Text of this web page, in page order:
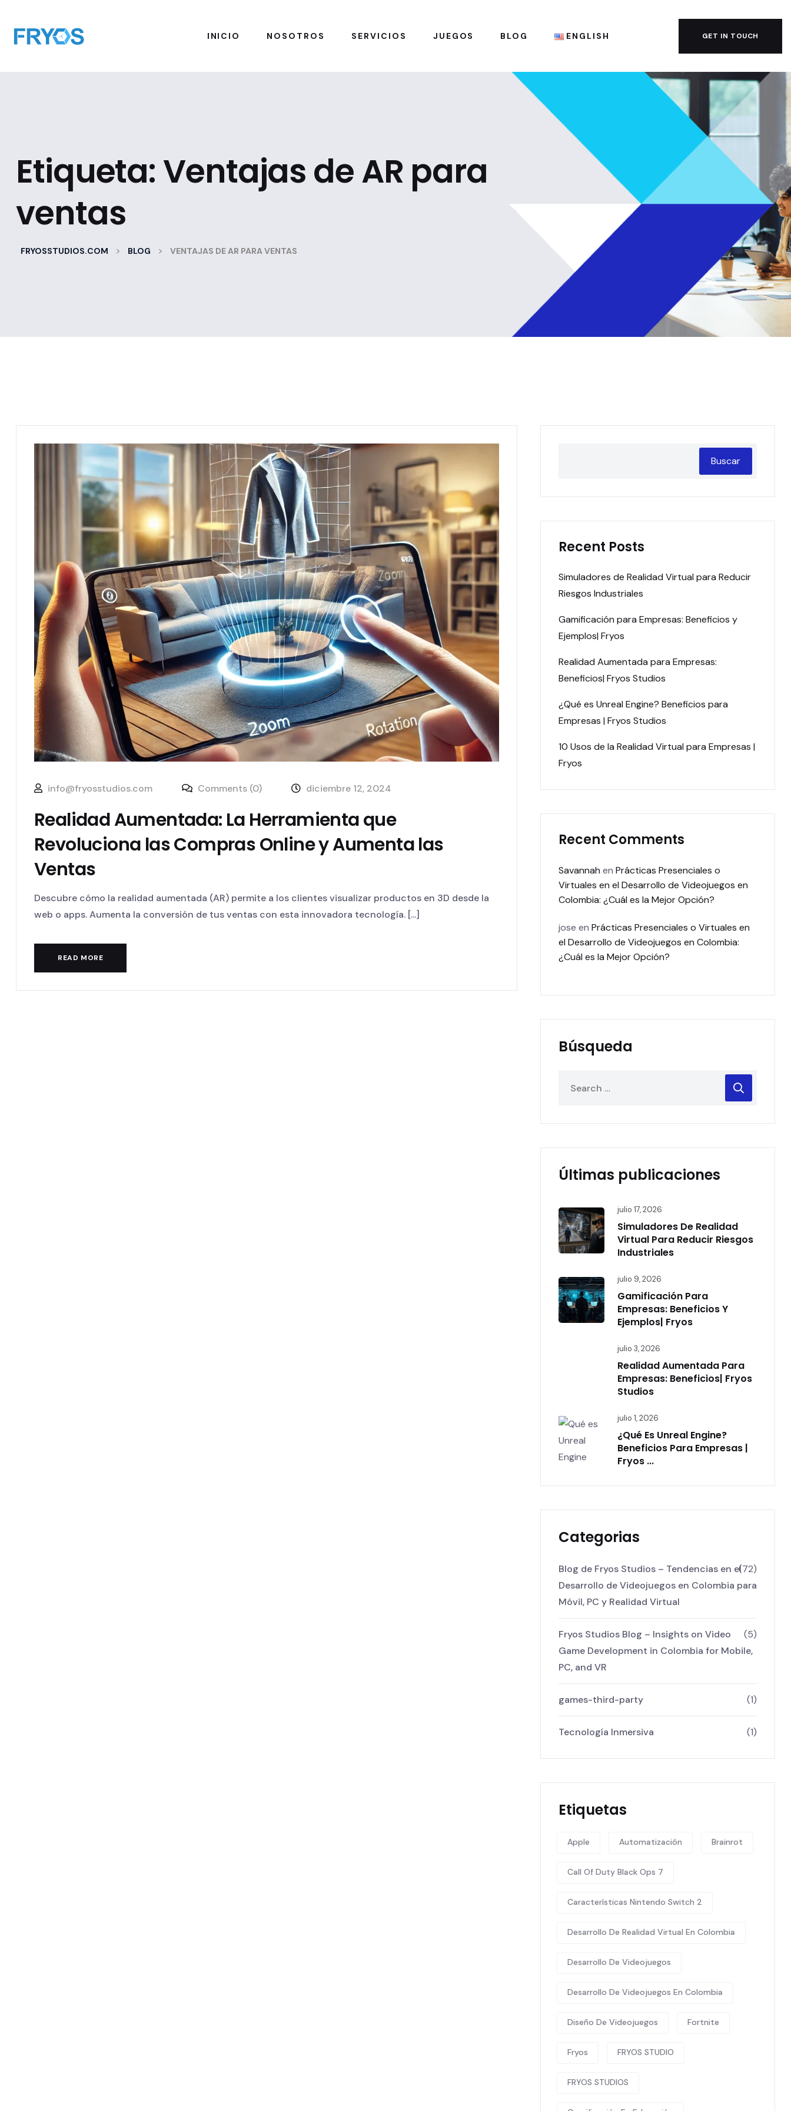
INICIO NOSOTROS SERVICIOS JUEGOS BLOG ENGLISH GET IN TOUCH
Etiqueta:Ventajas de AR para
ventas
FRYOSSTUDIOS.COM > BLOG > VENTAJAS DE AR PARA VENTAS
info@fryosstudios.com Comments (0) diciembre 12, 2024
Realidad Aumentada: La Herramienta que
Revoluciona las Compras Online y Aumenta las
Ventas
Descubre cómo la realidad aumentada (AR) permite a los clientes visualizar productos en 3D desde la
web o apps. Aumenta la conversión de tus ventas con esta innovadora tecnología. [...]
READ MORE
Buscar
Recent Posts
Simuladores de Realidad Virtual para Reducir
Riesgos Industriales
Gamificación para Empresas: Beneficios y
Ejemplos| Fryos
Realidad Aumentada para Empresas:
Beneficios| Fryos Studios
¿Qué es Unreal Engine? Beneficios para
Empresas | Fryos Studios
10 Usos de la Realidad Virtual para Empresas |
Fryos
Recent Comments
Savannah en Prácticas Presenciales o
Virtuales en el Desarrollo de Videojuegos en
Colombia: ¿Cuál es la Mejor Opción?
jose en Prácticas Presenciales o Virtuales en
el Desarrollo de Videojuegos en Colombia:
¿Cuál es la Mejor Opción?
Búsqueda
Últimas publicaciones
julio 17, 2026
Simuladores De Realidad
Virtual Para Reducir Riesgos
Industriales
julio 9, 2026
Gamificación Para
Empresas: Beneficios Y
Ejemplos| Fryos
julio 3, 2026
Realidad Aumentada Para
Empresas: Beneficios| Fryos
Studios
julio 1, 2026
¿Qué Es Unreal Engine?
Beneficios Para Empresas |
Fryos ...
Categorias
Blog de Fryos Studios – Tendencias en el
Desarrollo de Videojuegos en Colombia para
Móvil, PC y Realidad Virtual
(72)
Fryos Studios Blog – Insights on Video
Game Development in Colombia for Mobile,
PC, and VR
(5)
games-third-party (1)
Tecnología Inmersiva (1)
Etiquetas
Apple Automatización Brainrot
Call Of Duty Black Ops 7
Características Nintendo Switch 2
Desarrollo De Realidad Virtual En Colombia
Desarrollo De Videojuegos
Desarrollo De Videojuegos En Colombia
Diseño De Videojuegos Fortnite
Fryos FRYOS STUDIO
FRYOS STUDIOS